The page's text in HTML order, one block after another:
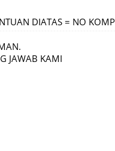
DIATAS = NO
JAWAB KAMI